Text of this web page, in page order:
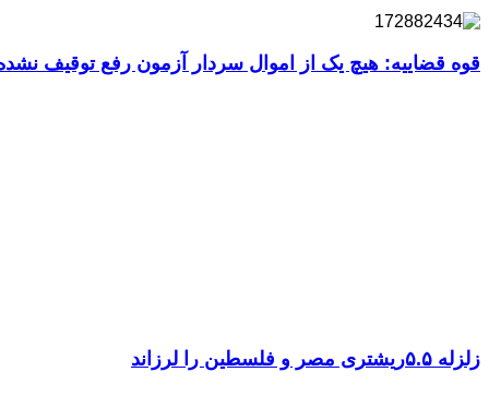
قوه قضاییه: هیچ یک از اموال سردار آزمون رفع توقیف
زلزله ۵.۵ریشتری مصر و فلسطین را لرزاند